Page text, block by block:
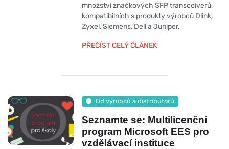
množství značkových SFP transceiverů,
kompatibilních s produkty výrobců Dlink,
Zyxel, Siemens, Dell a Juniper.
PŘEČÍST CELÝ ČLÁNEK
Od výrobců a distributorů
Seznamte se: Multilicenční
program Microsoft EES pro
vzdělávací instituce